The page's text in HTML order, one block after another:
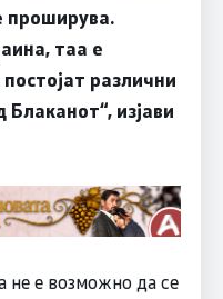
проширува.
таа е
различни
изјави
не е возможно да се